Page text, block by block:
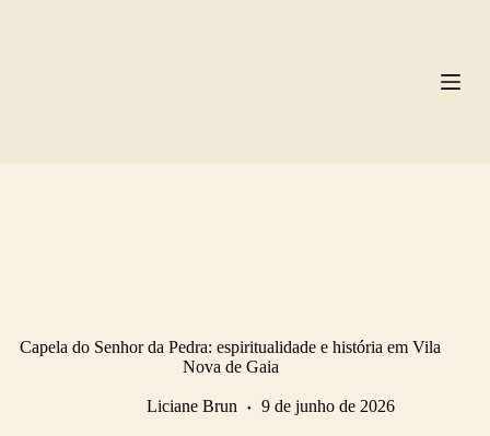
Capela do Senhor da Pedra: espiritualidade e história em Vila
Nova de Gaia
Liciane Brun 9 de junho de 2026